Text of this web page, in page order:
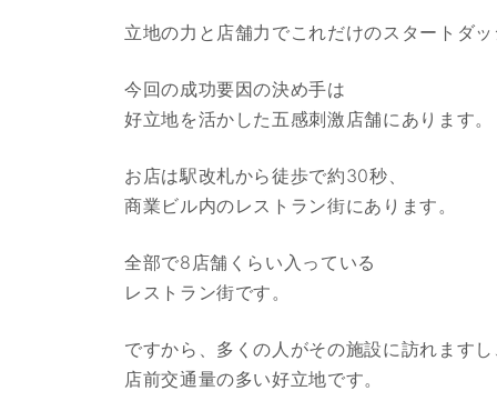
立地の力と店舗力でこれだけのスタートダッ
今回の成功要因の決め手は
好立地を活かした五感刺激店舗にあります。
お店は駅改札から徒歩で約30秒、
商業ビル内のレストラン街にあります。
全部で8店舗くらい入っている
レストラン街です。
ですから、多くの人がその施設に訪れますし
店前交通量の多い好立地です。